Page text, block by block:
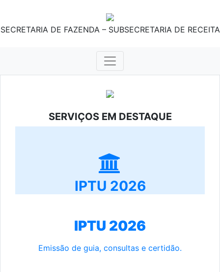
SECRETARIA DE FAZENDA – SUBSECRETARIA DE RECEITA
SERVIÇOS EM DESTAQUE
IPTU 2026
IPTU 2026
Emissão de guia, consultas e certidão.